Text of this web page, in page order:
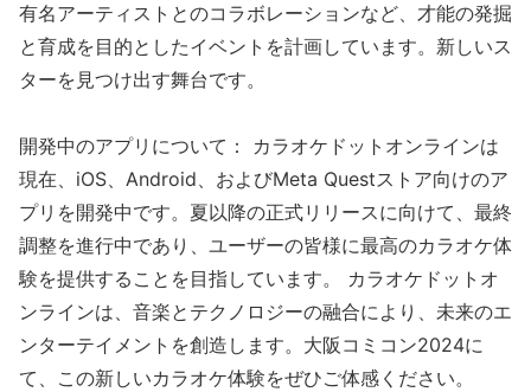
有名アーティストとのコラボレーションなど、才能の発掘
と育成を目的としたイベントを計画しています。新しいス
ターを見つけ出す舞台です。
開発中のアプリについて： カラオケドットオンラインは
現在、iOS、Android、およびMeta Questストア向けのア
プリを開発中です。夏以降の正式リリースに向けて、最終
調整を進行中であり、ユーザーの皆様に最高のカラオケ体
験を提供することを目指しています。 カラオケドットオ
ンラインは、音楽とテクノロジーの融合により、未来のエ
ンターテイメントを創造します。大阪コミコン2024に
て、この新しいカラオケ体験をぜひご体感ください。